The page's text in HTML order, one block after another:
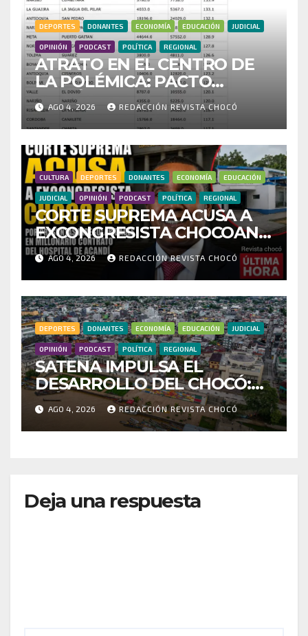
DEPORTES DONANTES ECONOMÍA EDUCACIÓN JUDICIAL
OPINIÓN PODCAST POLÍTICA REGIONAL
ATRATO EN EL CENTRO DE
LA POLÉMICA: PACTO
HISTÓRICO CUESTIONA
CENSO ELECTORAL Y PIDE
INVESTIGAR PRESUNTO
FRAUDE
AGO 4, 2026 REDACCIÓN REVISTA CHOCÓ
CULTURA DEPORTES DONANTES ECONOMÍA EDUCACIÓN
JUDICIAL OPINIÓN PODCAST POLÍTICA REGIONAL
CORTE SUPREMA ACUSA A
EXCONGRESISTA CHOCOANO
POR PRESUNTAS
IRREGULARIDADES EN
MILLONARIO CONTRATO
DEL HOSPITAL DE ACANDÍ
AGO 4, 2026 REDACCIÓN REVISTA CHOCÓ
DEPORTES DONANTES ECONOMÍA EDUCACIÓN JUDICIAL
OPINIÓN PODCAST POLÍTICA REGIONAL
SATENA IMPULSA EL
DESARROLLO DEL CHOCÓ:
MÁS DE 35 MIL PASAJEROS
MOVILIZADOS Y NUEVAS
RUTAS FORTALECEN LA
AGO 4, 2026 REDACCIÓN REVISTA CHOCÓ
Deja una respuesta